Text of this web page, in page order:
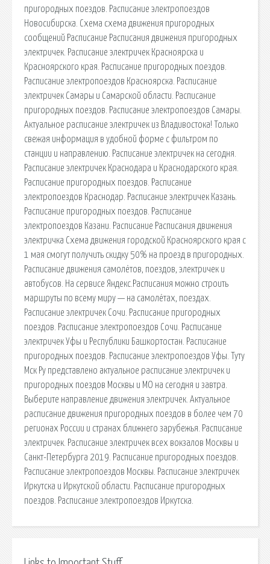
пригородных поездов. Расписание электропоездов
Новосибирска. Схема cхема движения пригородных
сообщений Расписание Расписания движения пригородных
электричек. Расписание электричек Красноярска и
Красноярского края. Расписание пригородных поездов.
Расписание электропоездов Красноярска. Расписание
электричек Самары и Самарской области. Расписание
пригородных поездов. Расписание электропоездов Самары.
Актуальное расписание электричек из Владивостока! Только
свежая информация в удобной форме с фильтром по
станции и направлению. Расписание электричек на сегодня.
Расписание электричек Краснодара и Краснодарского края.
Расписание пригородных поездов. Расписание
электропоездов Краснодар. Расписание электричек Казань.
Расписание пригородных поездов. Расписание
электропоездов Казани. Расписание Расписания движения
электричка Схема движения городской Красноярского края с
1 мая смогут получить скидку 50% на проезд в пригородных.
Расписание движения самолётов, поездов, электричек и
автобусов. На сервисе Яндекс.Расписания можно строить
маршруты по всему миру — на самолётах, поездах.
Расписание электричек Сочи. Расписание пригородных
поездов. Расписание электропоездов Сочи. Расписание
электричек Уфы и Республики Башкортостан. Расписание
пригородных поездов. Расписание электропоездов Уфы. Туту
Мск Ру представлено актуальное расписание электричек и
пригородных поездов Москвы и МО на сегодня и завтра.
Выберите направление движения электричек. Актуальное
расписание движения пригородных поездов в более чем 70
регионах России и странах ближнего зарубежья. Расписание
электричек. Расписание электричек всех вокзалов Москвы и
Санкт-Петербурга 2019. Расписание пригородных поездов.
Расписание электропоездов Москвы. Расписание электричек
Иркутска и Иркутской области. Расписание пригородных
поездов. Расписание электропоездов Иркутска.